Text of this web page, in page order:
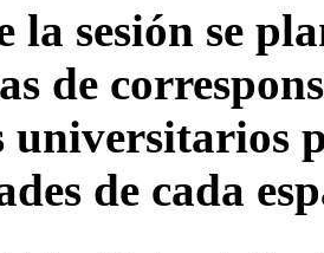
la sesión se
de
universitarios
de cada